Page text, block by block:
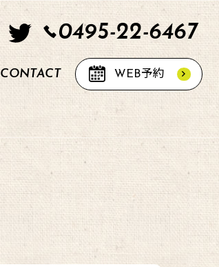
0495-22-6467
CONTACT WEB予約